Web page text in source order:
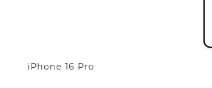
iPhone 16 Pro